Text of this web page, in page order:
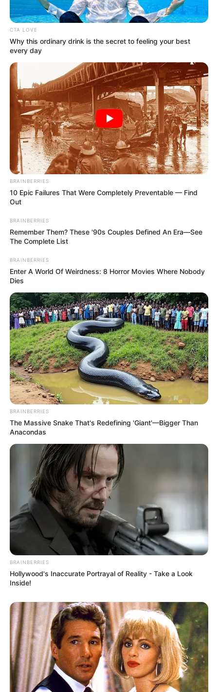
CTA LOVE
Why this ordinary drink is the secret to feeling your best
every day
BRAINBERRIES
10 Epic Failures That Were Completely Preventable — Find
Out
BRAINBERRIES
Remember Them? These '90s Couples Defined An Era—See
The Complete List
BRAINBERRIES
Enter A World Of Weirdness: 8 Horror Movies Where Nobody
Dies
BRAINBERRIES
The Massive Snake That's Redefining 'Giant'—Bigger Than
Anacondas
BRAINBERRIES
Hollywood's Inaccurate Portrayal of Reality - Take a Look
Inside!